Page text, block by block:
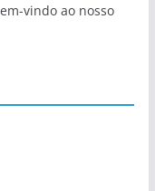
vindo ao nosso